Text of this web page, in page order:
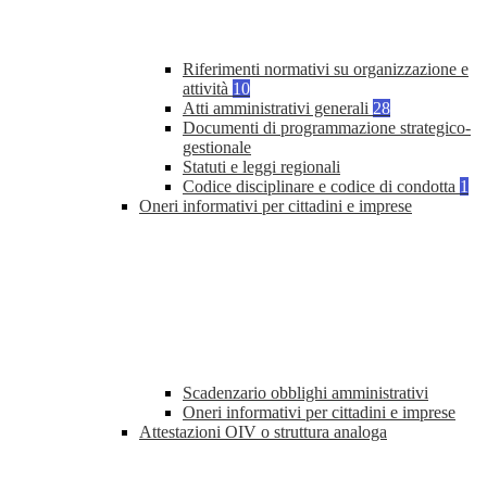
Riferimenti normativi su organizzazione e
attività 10
Atti amministrativi generali 28
Documenti di programmazione strategico-
gestionale
Statuti e leggi regionali
Codice disciplinare e codice di condotta 1
Oneri informativi per cittadini e imprese
Scadenzario obblighi amministrativi
Oneri informativi per cittadini e imprese
Attestazioni OIV o struttura analoga